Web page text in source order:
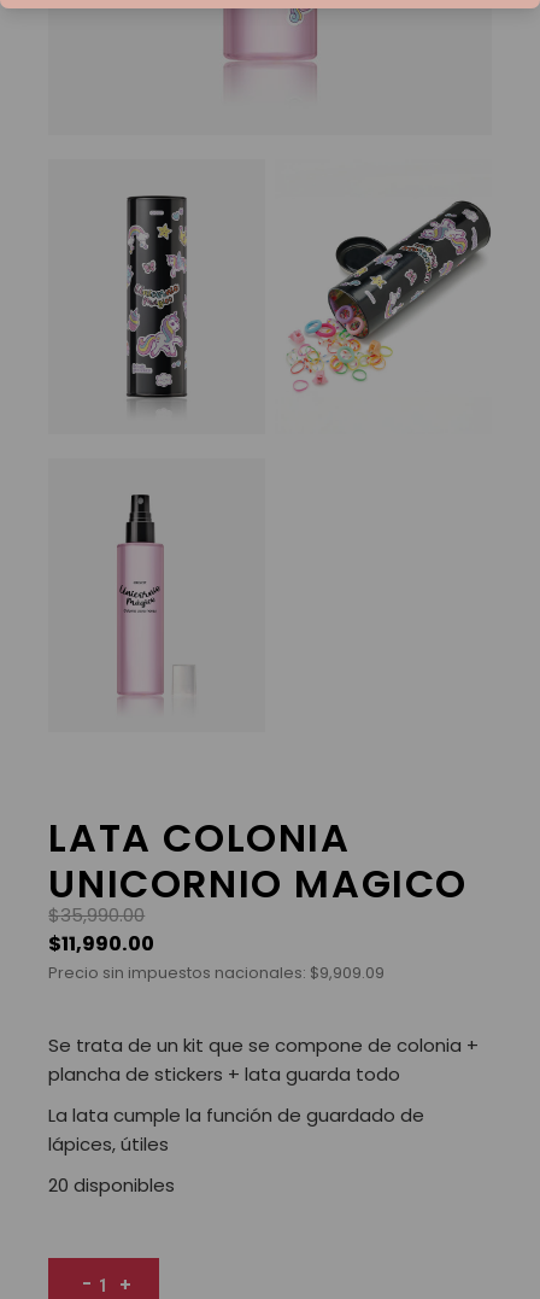
LATA COLONIA
UNICORNIO MAGICO
$35,990.00
$11,990.00
Precio sin impuestos nacionales: $9,909.09
Se trata de un kit que se compone de colonia +
plancha de stickers + lata guarda todo
La lata cumple la función de guardado de
lápices, útiles
20 disponibles
LATA COLONIA UNICORNIO MAGICO cantidad
- +